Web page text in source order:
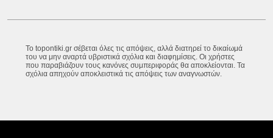
Το topontiki.gr σέβεται όλες τις απόψεις, αλλά διατηρεί το δικαίωμά
του να μην αναρτά υβριστικά σχόλια και διαφημίσεις. Οι χρήστες
που παραβιάζουν τους κανόνες συμπεριφοράς θα αποκλείονται. Τα
σχόλια απηχούν αποκλειστικά τις απόψεις των αναγνωστών.